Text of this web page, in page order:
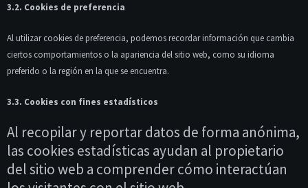
3.2. Cookies de preferencia
Al utilizar cookies de preferencia, podemos recordar información que cambia
ciertos comportamientos o la apariencia del sitio web, como su idioma
preferido o la región en la que se encuentra.
3.3. Cookies con fines estadísticos
Al recopilar y reportar datos de forma anónima,
las cookies estadísticas ayudan al propietario
del sitio web a comprender cómo interactúan